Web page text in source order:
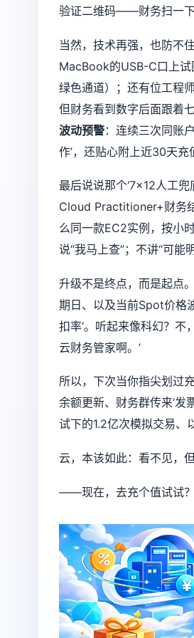
验证二维码——财务扫一下
当然，技术再强，也防不
MacBook的USB-C口上试
绿色通道）；还有位工程
但财务看到数字后面跟着
波动预警：连续三次同账
作’，还贴心附上近30天充
最后说说那个‘7×12人工
Cloud Practitioner+财务
么同一款EC2实例，按小
说“我马上查”；不讲“可能
升级不是终点，而是起点
期日、以及当前Spot价格
扣率’。听起来像科幻？不
云财务管家啊。’
所以，下次当你指尖划过
余额更新、财务群传来‘
试下的1.2亿次模拟交易、
云，本该如此：看不见，
——现在，去充个值试试？